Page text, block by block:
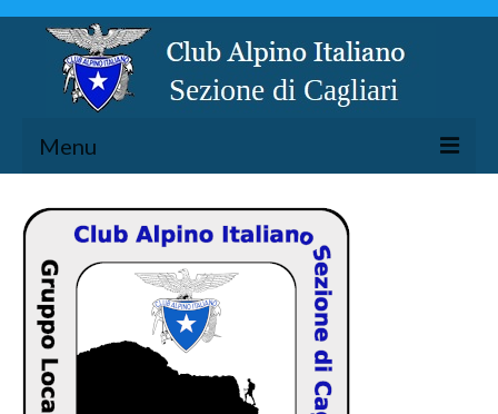
Menu
ESCURSIONISMO
SPELEOLOGIA
ARRAMPICATA
CICLOESCURSIONISMO
TORRENTISMO